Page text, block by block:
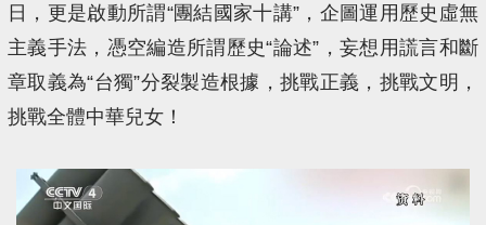
日，更是啟動所謂“團結國家十講”，企圖運用歷史虛無
主義手法，憑空編造所謂歷史“論述”，妄想用謊言和斷
章取義為“台獨”分裂製造根據，挑戰正義，挑戰文明，
挑戰全體中華兒女！